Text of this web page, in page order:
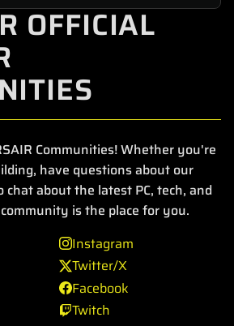
OFFICIAL
Communities! Whether you're
have questions about our
chat about the latest PC, tech, and
is the place for you.
Instagram
Twitter/X
Facebook
Twitch